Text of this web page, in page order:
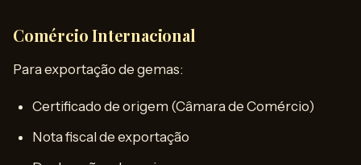
Comércio Internacional
Para exportação de gemas:
Certificado de origem (Câmara de Comércio)
Nota fiscal de exportação